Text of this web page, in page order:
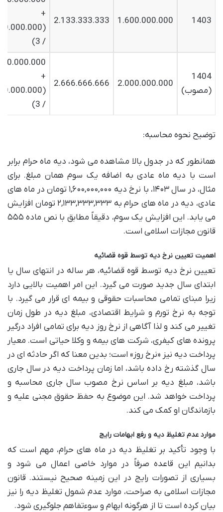
1403
1.600.000.000
2.133.333.333
+
/ 3)
1404
(مصوب)
2.000.000.000
2.666.666.666
+
/ 3)
توضیح نحوه محاسبه:
همانطور که در جدول بالا مشاهده می شود، دیه ماه حرام برابر
است با دیه ماه عادی به اضافه یک سوم همان مبلغ. برای
مثال، در سال ۱۴۰۳، با نرخ دیه ۱,۶۰۰,۰۰۰,۰۰۰ تومان در ماه های
عادی، دیه در ماه های حرام به ۲,۱۳۳,۳۳۳,۳۳۳ تومان افزایش
می یابد. این افزایش یک سوم، دقیقاً مطابق با نص ماده ۵۵۵
قانون مجازات اسلامی است.
اهمیت تعیین نرخ دیه توسط قوه قضائیه
تعیین نرخ دیه توسط قوه قضائیه، هر ساله در انتهای سال یا
ابتدای سال جدید صورت می گیرد. این امر اهمیت بالایی دارد
زیرا مبنای تمامی محاسبات حقوقی و بیمه ای قرار می گیرد. با
توجه به نرخ تورم و شرایط اقتصادی، مبلغ دیه در طول زمان
تغییر می کند و لذا آگاهی از نرخ روز دیه برای تمامی افراد درگیر
پرونده های کیفری، شرکت های بیمه و وکلا حیاتی است. معیار
پرداخت دیه نیز «نرخ روز» است؛ بدین معنا که اگر حادثه ای در
سال گذشته رخ داده باشد، اما زمان پرداخت دیه در سال جاری
باشد، مبلغ دیه بر اساس نرخ مصوب سال جاری محاسبه و
پرداخت خواهد شد. این موضوع به حفظ حقوق مجنی علیه و
بازماندگان او کمک می کند.
موارد عدم تغلیظ دیه و رفع ابهامات رایج
با وجود تأکید بر تغلیظ دیه در ماه های حرام، مهم است که
بدانیم این قاعده صرفاً در موارد خاصی اعمال می شود و
بسیاری از تصورات رایج در این زمینه صحیح نیستند. قانون
مجازات اسلامی به صراحت، موارد عدم شمول تغلیظ دیه را نیز
بیان کرده است تا از هرگونه ابهام و سوءتفاهم جلوگیری شود.